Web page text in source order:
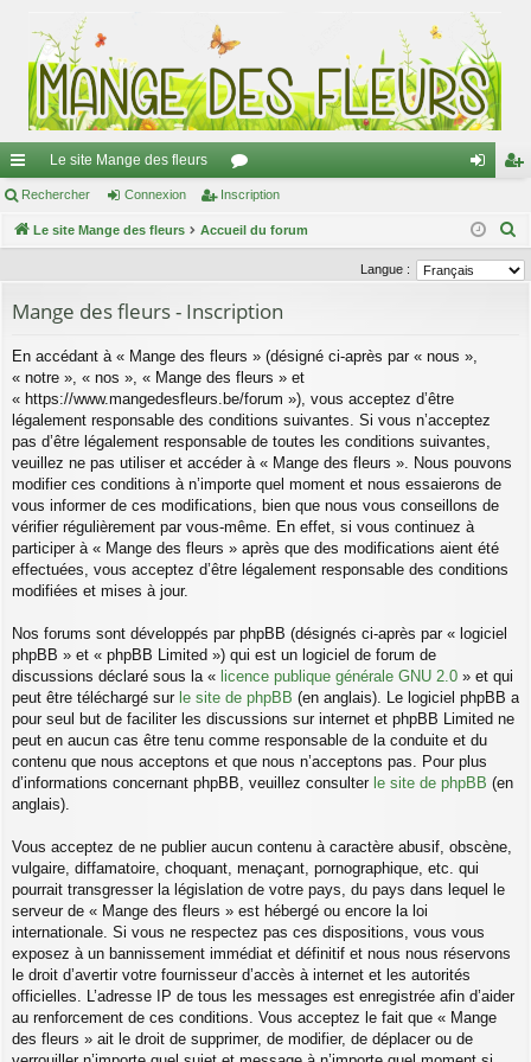
ac
co
ci
Le site Mange des fleurs
or
u
s
ne cri
pti
Rechercher Connexion Inscription
Le site Mange des fleurs Accueil du forum
c
Langue :
Mange des fleurs - Inscription
En accédant à « Mange des fleurs » (désigné ci-après par « nous »,
« notre », « nos », « Mange des fleurs » et
« https://www.mangedesfleurs.be/forum »), vous acceptez d’être
légalement responsable des conditions suivantes. Si vous n’acceptez
pas d’être légalement responsable de toutes les conditions suivantes,
veuillez ne pas utiliser et accéder à « Mange des fleurs ». Nous pouvons
modifier ces conditions à n’importe quel moment et nous essaierons de
vous informer de ces modifications, bien que nous vous conseillons de
vérifier régulièrement par vous-même. En effet, si vous continuez à
participer à « Mange des fleurs » après que des modifications aient été
effectuées, vous acceptez d’être légalement responsable des conditions
modifiées et mises à jour.
Nos forums sont développés par phpBB (désignés ci-après par « logiciel
phpBB » et « phpBB Limited ») qui est un logiciel de forum de
discussions déclaré sous la « licence publique générale GNU 2.0 » et qui
peut être téléchargé sur le site de phpBB (en anglais). Le logiciel phpBB a
pour seul but de faciliter les discussions sur internet et phpBB Limited ne
peut en aucun cas être tenu comme responsable de la conduite et du
contenu que nous acceptons et que nous n’acceptons pas. Pour plus
d’informations concernant phpBB, veuillez consulter le site de phpBB (en
anglais).
Vous acceptez de ne publier aucun contenu à caractère abusif, obscène,
vulgaire, diffamatoire, choquant, menaçant, pornographique, etc. qui
pourrait transgresser la législation de votre pays, du pays dans lequel le
serveur de « Mange des fleurs » est hébergé ou encore la loi
internationale. Si vous ne respectez pas ces dispositions, vous vous
exposez à un bannissement immédiat et définitif et nous nous réservons
le droit d’avertir votre fournisseur d’accès à internet et les autorités
officielles. L’adresse IP de tous les messages est enregistrée afin d’aider
au renforcement de ces conditions. Vous acceptez le fait que « Mange
des fleurs » ait le droit de supprimer, de modifier, de déplacer ou de